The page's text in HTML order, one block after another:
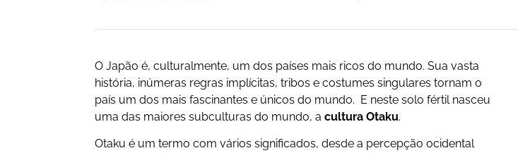
O Japão é, culturalmente, um dos países mais ricos do mundo. Sua vasta
história, inúmeras regras implícitas, tribos e costumes singulares tornam o
país um dos mais fascinantes e únicos do mundo. E neste solo fértil nasceu
uma das maiores subculturas do mundo, acultura Otaku.
Otaku é um termo com vários significados, desde a percepção ocidental